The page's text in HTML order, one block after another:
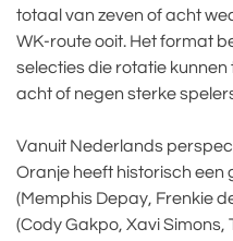
totaal van zeven of acht
WK-route ooit. Het format
selecties die rotatie
acht of negen sterke
Vanuit Nederlands
Oranje heeft historisch een
(Memphis Depay, Frenkie
(Cody Gakpo, Xavi